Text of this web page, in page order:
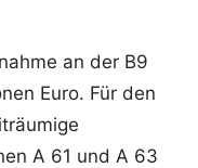
an der B9
Euro. Für den
A 61 und A 63